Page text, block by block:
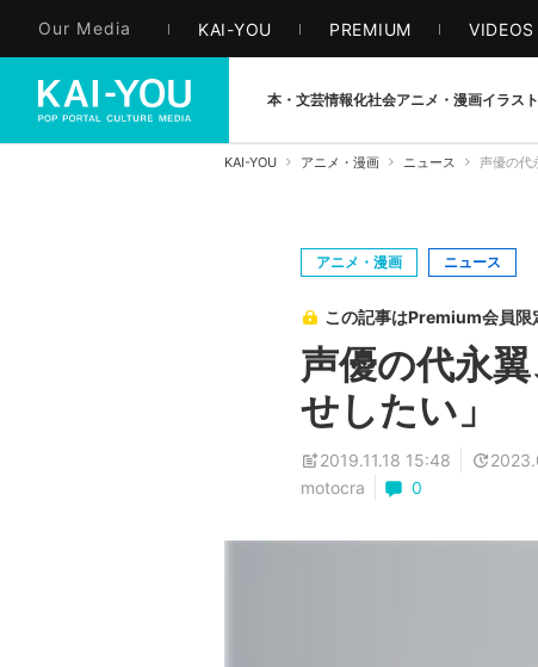
Our Media KAI-YOU PREMIUM VIDEOS
本・文芸情報化社会アニメ・漫画イラス
KAI-YOU アニメ・漫画 ニュース 声優の代
アニメ・漫画 ニュース
この記事はPremium会員限
声優の代永
せしたい」
2019.11.18 15:48
motocra
0